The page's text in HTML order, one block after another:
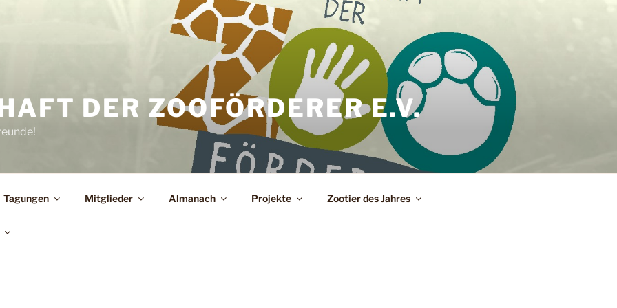
DER ZOOFÖRDERER E.V.
Tagungen Mitglieder Almanach Projekte Zootier des Jahres